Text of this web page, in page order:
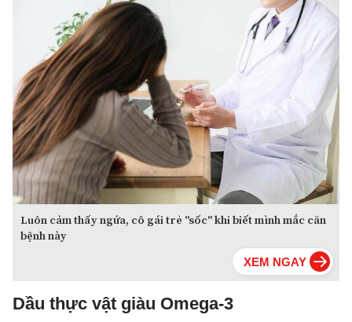
Luôn cảm thấy ngứa, cô gái trẻ "sốc" khi biết mình mắc căn
bệnh này
Dầu thực vật giàu Omega-3